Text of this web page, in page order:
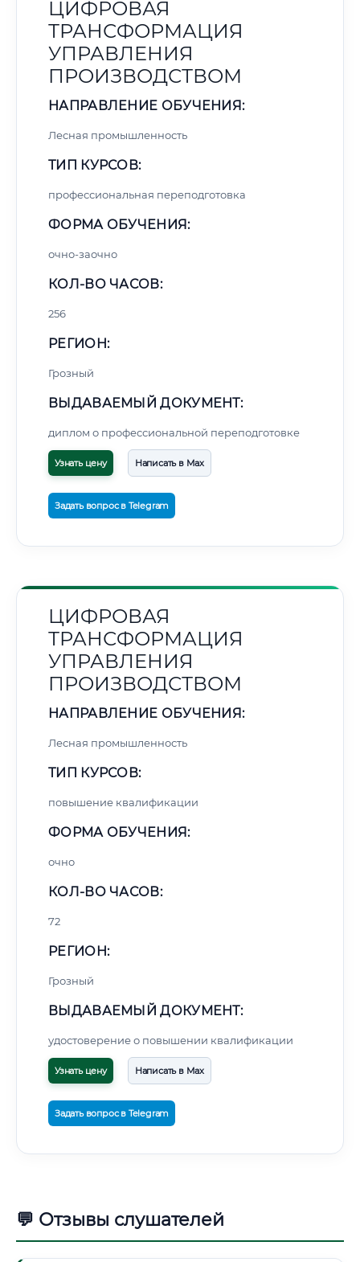
ЦИФРОВАЯ
ТРАНСФОРМАЦИЯ
УПРАВЛЕНИЯ
ПРОИЗВОДСТВОМ
НАПРАВЛЕНИЕ ОБУЧЕНИЯ:
Лесная промышленность
ТИП КУРСОВ:
профессиональная переподготовка
ФОРМА ОБУЧЕНИЯ:
очно-заочно
КОЛ-ВО ЧАСОВ:
256
РЕГИОН:
Грозный
ВЫДАВАЕМЫЙ ДОКУМЕНТ:
диплом о профессиональной переподготовке
Узнать цену Написать в Max
Задать вопрос в Telegram
ЦИФРОВАЯ
ТРАНСФОРМАЦИЯ
УПРАВЛЕНИЯ
ПРОИЗВОДСТВОМ
НАПРАВЛЕНИЕ ОБУЧЕНИЯ:
Лесная промышленность
ТИП КУРСОВ:
повышение квалификации
ФОРМА ОБУЧЕНИЯ:
очно
КОЛ-ВО ЧАСОВ:
72
РЕГИОН:
Грозный
ВЫДАВАЕМЫЙ ДОКУМЕНТ:
удостоверение о повышении квалификации
Узнать цену Написать в Max
Задать вопрос в Telegram
💬 Отзывы слушателей